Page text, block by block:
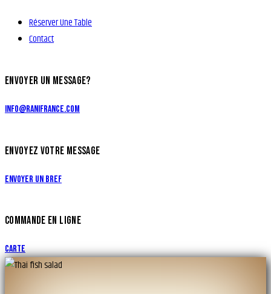
Réserver Une Table
Contact
ENVOYER UN MESSAGE?
info@ranifrance.com
ENVOYEZ VOTRE MESSAGE
Envoyer un bref
COMMANDE EN LIGNE
Carte